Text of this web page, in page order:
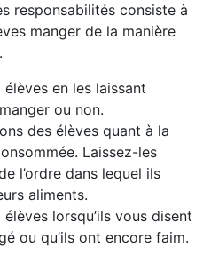
responsabilités consiste à
manger de la manière
en les laissant
ou non.
des élèves quant à la
Laissez-les
l’ordre dans lequel ils
aliments.
lorsqu’ils vous disent
ou qu’ils ont encore faim.